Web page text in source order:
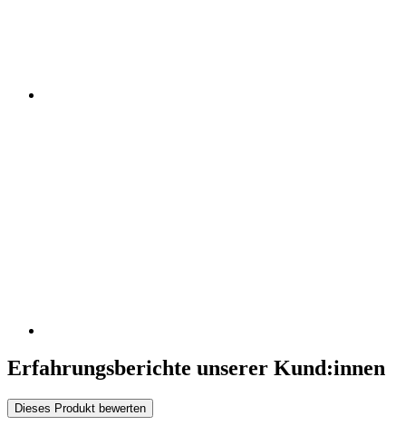
Erfahrungsberichte unserer Kund:innen
Dieses Produkt bewerten